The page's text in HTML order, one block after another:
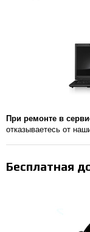
При ремонте в
отказываетесь от
Бесплатная